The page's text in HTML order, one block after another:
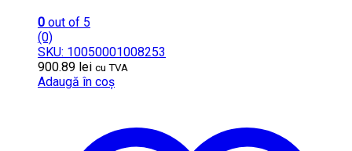
0 out of 5
(0)
SKU: 10050001008253
900.89 lei cu TVA
Adaugă în coș